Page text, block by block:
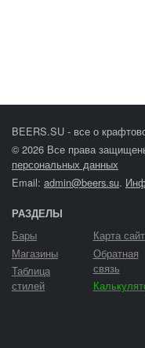
BEERS.SU - все о
© 2026 Все права
персональных данных
Email: admin@beers.su.
РАЗДЕЛЫ
Бары
Магазины
Таблица
стилей
Карта
Обратная
связь